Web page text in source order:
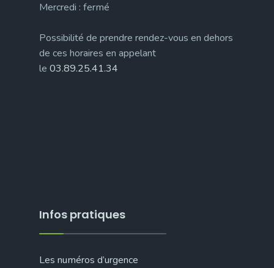
Mercredi : fermé
Possibilité de prendre rendez-vous en dehors
de ces horaires en appelant
le 03.89.25.41.34
Infos pratiques
Les numéros d’urgence